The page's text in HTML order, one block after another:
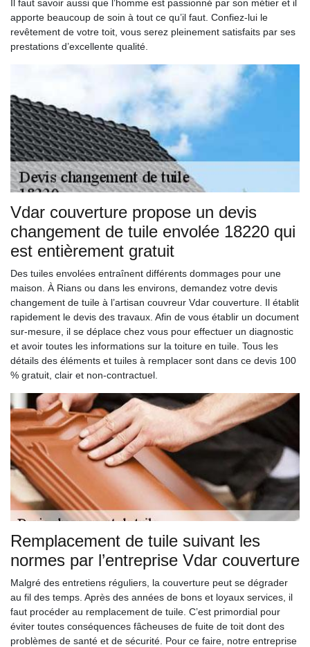
Il faut savoir aussi que l’homme est passionné par son métier et il
apporte beaucoup de soin à tout ce qu’il faut. Confiez-lui le
revêtement de votre toit, vous serez pleinement satisfaits par ses
prestations d’excellente qualité.
Vdar couverture propose un devis
changement de tuile envolée 18220 qui
est entièrement gratuit
Des tuiles envolées entraînent différents dommages pour une
maison. À Rians ou dans les environs, demandez votre devis
changement de tuile à l’artisan couvreur Vdar couverture. Il établit
rapidement le devis des travaux. Afin de vous établir un document
sur-mesure, il se déplace chez vous pour effectuer un diagnostic
et avoir toutes les informations sur la toiture en tuile. Tous les
détails des éléments et tuiles à remplacer sont dans ce devis 100
% gratuit, clair et non-contractuel.
Remplacement de tuile suivant les
normes par l’entreprise Vdar couverture
Malgré des entretiens réguliers, la couverture peut se dégrader
au fil des temps. Après des années de bons et loyaux services, il
faut procéder au remplacement de tuile. C’est primordial pour
éviter toutes conséquences fâcheuses de fuite de toit dont des
problèmes de santé et de sécurité. Pour ce faire, notre entreprise